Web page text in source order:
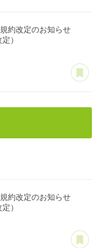
約改定のお知らせ
）
約改定のお知らせ
）